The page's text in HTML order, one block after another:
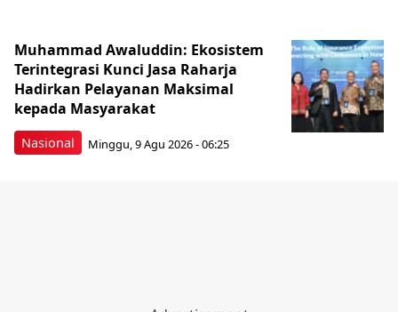
Nasional
Muhammad Awaluddin: Ekosistem
Terintegrasi Kunci Jasa Raharja
Hadirkan Pelayanan Maksimal
kepada Masyarakat
Minggu, 9 Agu 2026 - 06:25